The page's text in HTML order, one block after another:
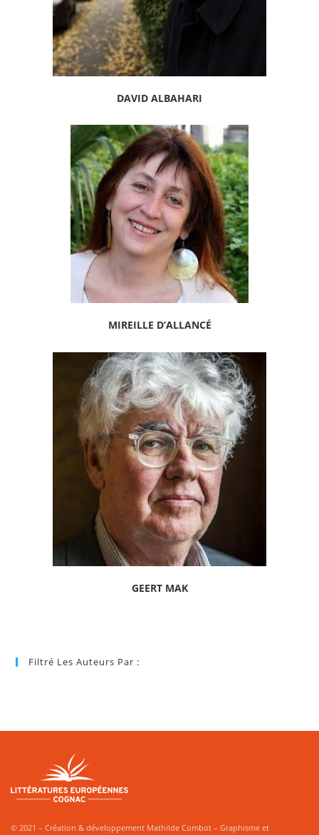
DAVID ALBAHARI
MIREILLE D’ALLANCÉ
GEERT MAK
Filtré Les Auteurs Par :
© 2021 – Création & développement Mathilde Combot – Graphisme et